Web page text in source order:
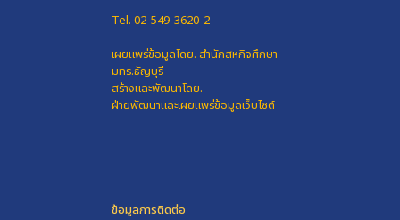
Tel. 02-549-3620-2
เผยแพร่ข้อมูลโดย. สำนักสหกิจศึกษา
มทร.ธัญบุรี
สร้างและพัฒนาโดย.
ฝ่ายพัฒนาและเผยแพร่ข้อมูลเว็บไซต์
ข้อมูลการติดต่อ